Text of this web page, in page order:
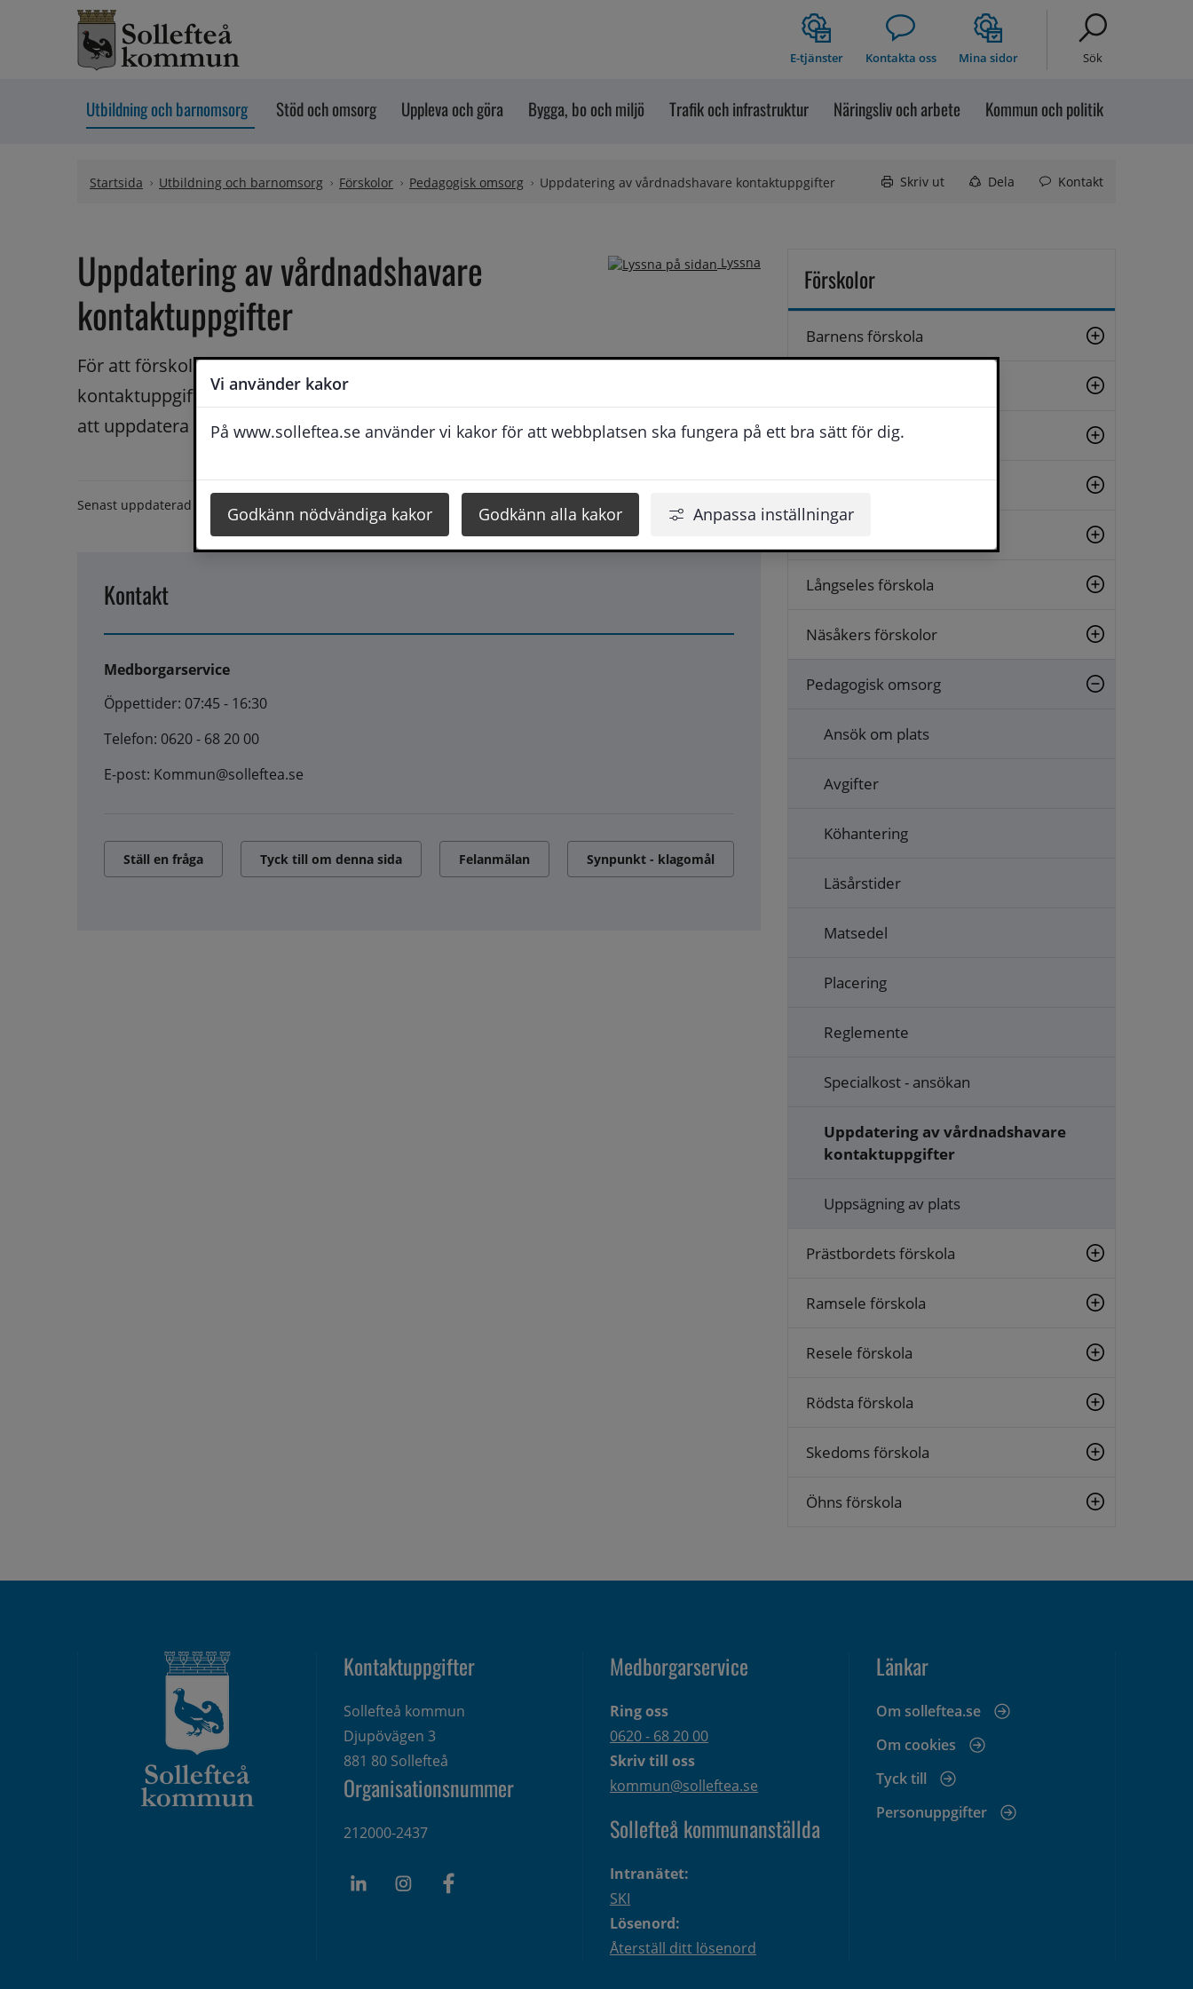
Vi använder kakor
På www.solleftea.se använder vi kakor för att webbplatsen ska fungera på ett bra sätt för dig.
Godkänn nödvändiga kakor Godkänn alla kakor Anpassa inställningar
Hoppa till innehåll
E-tjänster Kontakta oss Mina sidor Sök
Utbildning och barnomsorg Stöd och omsorg Uppleva och göra Bygga, bo och miljö Trafik och infrastruktur Näringsliv och arbete Kommun och politik
Startsida Utbildning och barnomsorg Förskolor Pedagogisk omsorg Uppdatering av vårdnadshavare kontaktuppgifter Skriv ut Dela Kontakt
Lyssna
Uppdatering av vårdnadshavare
kontaktuppgifter
För att förskolan ska kunna komma i kontakt med dig behövs aktuella
kontaktuppgifter. Det är du som ansvarar för att se till att förskolan har det genom
att uppdatera din e-postadress och ditt mobilnummer.
Senast uppdaterad 14 maj 2025
Kontakt
Medborgarservice
Öppettider: 07:45 - 16:30
Telefon: 0620 - 68 20 00
E-post: Kommun@solleftea.se
Ställ en fråga Tyck till om denna sida Felanmälan Synpunkt - klagomål
Förskolor
Barnens förskola
Junsele förskola
Kalknäs förskola
Långseles förskola
Näsåkers förskolor
Pedagogisk omsorg
Ansök om plats
Avgifter
Köhantering
Läsårstider
Matsedel
Placering
Reglemente
Specialkost - ansökan
Uppdatering av vårdnadshavare
kontaktuppgifter
Uppsägning av plats
Prästbordets förskola
Ramsele förskola
Resele förskola
Rödsta förskola
Skedoms förskola
Öhns förskola
Kontaktuppgifter
Sollefteå kommun
Djupövägen 3
881 80 Sollefteå
Organisationsnummer
212000-2437
Medborgarservice
Ring oss
0620 - 68 20 00
Skriv till oss
kommun@solleftea.se
Sollefteå kommunanställda
Intranätet:
SKI
Lösenord:
Återställ ditt lösenord
Länkar
Om solleftea.se
Om cookies
Tyck till
Personuppgifter